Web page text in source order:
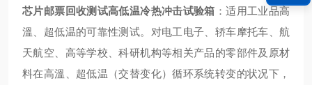
芯片邮票回收测试高低温冷热冲击试验箱 ：适用工业品高
溫、超低温的可靠性测试。对电工电子、轿车摩托车、航
天航空、高等学校、科研机构等相关产品的零部件及原材
料在高溫、超低温（交替变化）循环系统转变的状况下，